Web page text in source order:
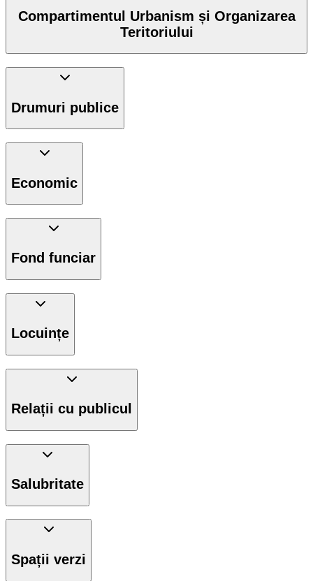
Compartimentul Urbanism și Organizarea
Teritoriului
Drumuri publice
Economic
Fond funciar
Locuințe
Relații cu publicul
Salubritate
Spații verzi